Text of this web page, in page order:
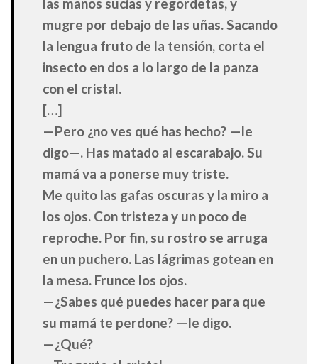
mugre por debajo de las uñas. Sacando
la lengua fruto de la tensión, corta el
insecto en dos a lo largo de la panza
con el cristal.
[…]
—Pero ¿no ves qué has hecho? —le
digo—. Has matado al escarabajo. Su
mamá va a ponerse muy triste.
Me quito las gafas oscuras y la miro a
los ojos. Con tristeza y un poco de
reproche. Por fin, su rostro se arruga
en un puchero. Las lágrimas gotean en
la mesa. Frunce los ojos.
—¿Sabes qué puedes hacer para que
su mamá te perdone? —le digo.
—¿Qué?